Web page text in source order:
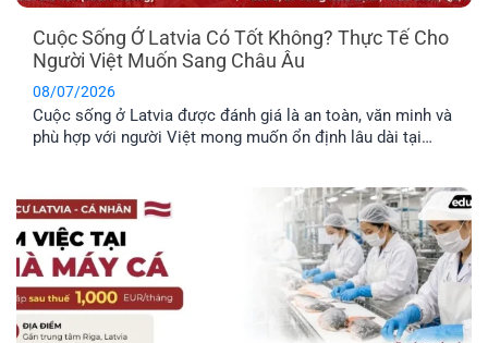
Cuộc Sống Ở Latvia Có Tốt Không? Thực Tế Cho
Người Việt Muốn Sang Châu Âu
08/07/2026
Cuộc sống ở Latvia được đánh giá là an toàn, văn minh và
phù hợp với người Việt mong muốn ổn định lâu dài tại
về môi trường sống, văn hóa và phúc lợi dành riêng cho
công dân.